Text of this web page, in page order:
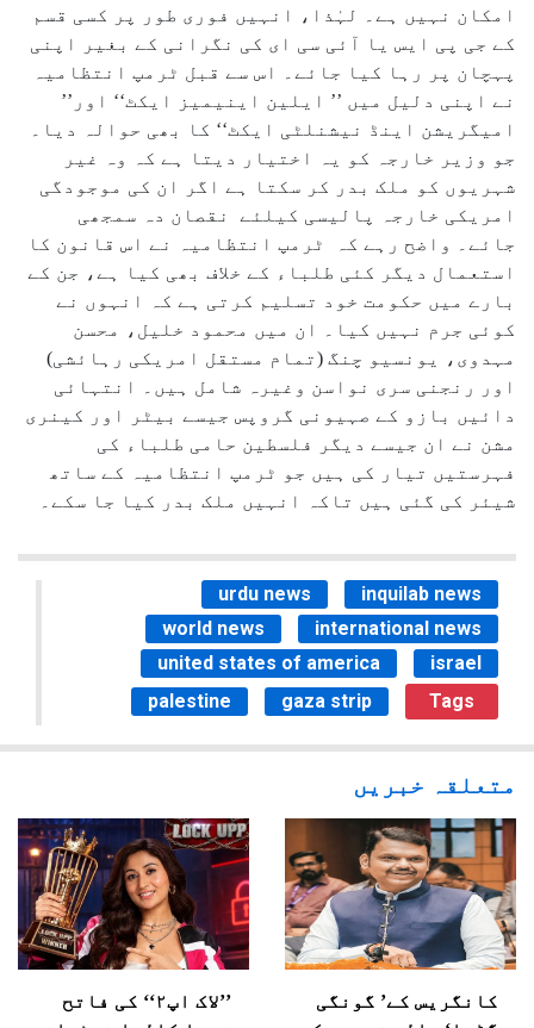
امکان نہیں ہے۔ لہٰذا، انہیں فوری طور پر کسی قسم
کے جی پی ایس یا آئی سی ای کی نگرانی کے بغیر اپنی
پہچان پر رہا کیا جائے۔ اس سے قبل ٹرمپ انتظامیہ
نے اپنی دلیل میں ’’ ایلین اینیمیز ایکٹ‘‘ اور’’
امیگریشن اینڈ نیشنلٹی ایکٹ‘‘ کا بھی حوالہ دیا۔
جو وزیر خارجہ کو یہ اختیار دیتا ہے کہ وہ غیر
شہریوں کو ملک بدر کر سکتا ہے اگر ان کی موجودگی
امریکی خارجہ پالیسی کیلئے نقصان دہ سمجھی
جائے۔ واضح رہے کہ ٹرمپ انتظامیہ نے اس قانون کا
استعمال دیگر کئی طلباء کے خلاف بھی کیا ہے، جن کے
بارے میں حکومت خود تسلیم کرتی ہے کہ انہوں نے
کوئی جرم نہیں کیا۔ ان میں محمود خلیل، محسن
مہدوی، یونسیو چنگ (تمام مستقل امریکی رہائشی)
اور رنجنی سری نواسن وغیرہ شامل ہیں۔ انتہائی
دائیں بازو کے صہیونی گروپس جیسے بیٹر اور کینری
مشن نے ان جیسے دیگر فلسطین حامی طلباء کی
فہرستیں تیار کی ہیں جو ٹرمپ انتظامیہ کے ساتھ
شیئر کی گئی ہیں تاکہ انہیں ملک بدر کیا جا سکے۔
urdu news
inquilab news
world news
international news
united states of america
israel
palestine
gaza strip Tags
متعلقہ خبریں
کانگریس کے’ گونگی
’’لاک اپ۲‘‘ کی فاتح